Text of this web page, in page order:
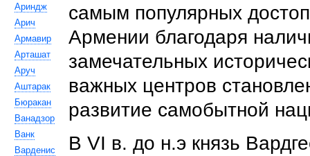
Ариндж
Арич
Армавир
Арташат
Аруч
Аштарак
Бюракан
Ванадзор
Ванк
Варденис
самым популярных
Армении благодаря
замечательных
важных центров
развитие самобытной
В VI в. до н.э князь